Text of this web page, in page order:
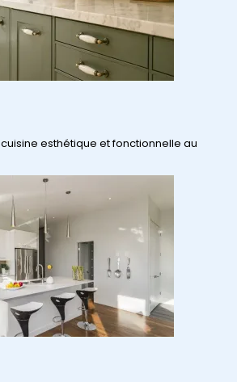
esthétique et fonctionnelle au